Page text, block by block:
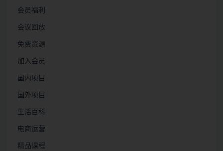
会员福利
会议回放
免费资源
加入会员
国内项目
国外项目
生活百科
电商运营
精品课程